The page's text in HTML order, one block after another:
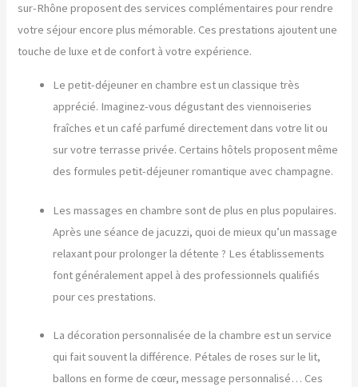
sur-Rhône proposent des services complémentaires pour rendre
votre séjour encore plus mémorable. Ces prestations ajoutent une
touche de luxe et de confort à votre expérience.
Le petit-déjeuner en chambre est un classique très
apprécié. Imaginez-vous dégustant des viennoiseries
fraîches et un café parfumé directement dans votre lit ou
sur votre terrasse privée. Certains hôtels proposent même
des formules petit-déjeuner romantique avec champagne.
Les massages en chambre sont de plus en plus populaires.
Après une séance de jacuzzi, quoi de mieux qu’un massage
relaxant pour prolonger la détente ? Les établissements
font généralement appel à des professionnels qualifiés
pour ces prestations.
La décoration personnalisée de la chambre est un service
qui fait souvent la différence. Pétales de roses sur le lit,
ballons en forme de cœur, message personnalisé… Ces